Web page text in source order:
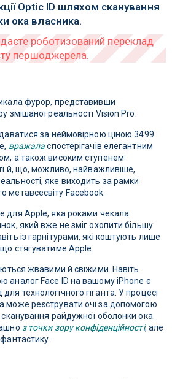
Optic ID шляхом сканування
ока власника.
фурор, представивши
змішаної реальності Vision Pro.
за неймовірною ціною 3499
вражаласпостерігачів елегантним
а також високим ступенем
й, що, можливо, найважливіше,
яке виходить за рамки
метавсесвіту Facebook.
для Apple, яка роками чекала
який вже не зміг охопити більшу
із гарнітурами, які коштують лише
стягуватиме Apple.
жвавими й свіжими. Навіть
аналог Face ID на вашому iPhone є
технологічного гіганта. У процесі
може реєструвати очі за допомогою
райдужної оболонки ока.
з точки зору конфіденційності, але